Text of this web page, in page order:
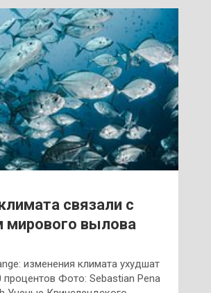
связали с
мирового вылова
изменения климата ухудшат
Фото: Sebastian Pena